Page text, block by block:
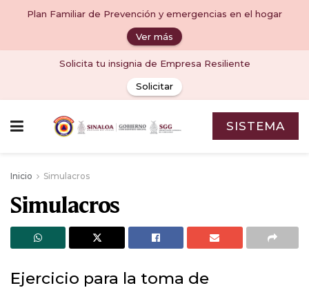
Plan Familiar de Prevención y emergencias en el hogar
Ver más
Solicita tu insignia de Empresa Resiliente
Solicitar
SISTEMA
Inicio Simulacros
Simulacros
Ejercicio para la toma de